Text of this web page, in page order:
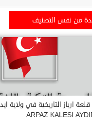
من نفس التصنيف
ارباز التاريخية في ولاية